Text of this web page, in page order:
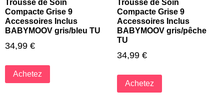
Trousse de Soin
Compacte Grise 9
Accessoires Inclus
BABYMOOV gris/bleu TU
34,99 €
Achetez
Trousse de Soin
Compacte Grise 9
Accessoires Inclus
BABYMOOV gris/pêche
TU
34,99 €
Achetez